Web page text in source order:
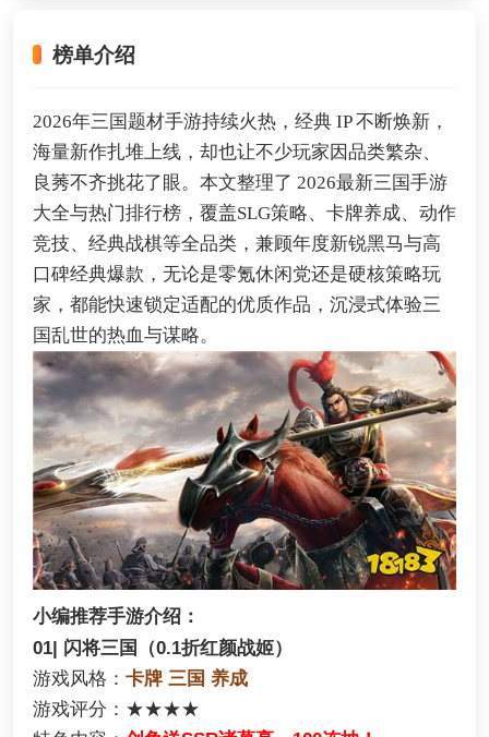
榜单介绍
2026年三国题材手游持续火热，经典 IP 不断焕新，
海量新作扎堆上线，却也让不少玩家因品类繁杂、
良莠不齐挑花了眼。本文整理了 2026最新三国手游
大全与热门排行榜，覆盖SLG策略、卡牌养成、动作
竞技、经典战棋等全品类，兼顾年度新锐黑马与高
口碑经典爆款，无论是零氪休闲党还是硬核策略玩
家，都能快速锁定适配的优质作品，沉浸式体验三
国乱世的热血与谋略。
小编推荐手游介绍：
01| 闪将三国（0.1折红颜战姬）
游戏风格： 卡牌 三国 养成
游戏评分：★★★★